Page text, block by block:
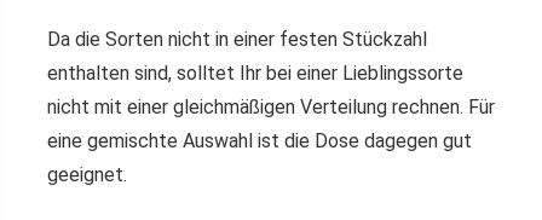
Da die Sorten nicht in einer festen Stückzahl
enthalten sind, solltet Ihr bei einer Lieblingssorte
nicht mit einer gleichmäßigen Verteilung rechnen. Für
eine gemischte Auswahl ist die Dose dagegen gut
geeignet.